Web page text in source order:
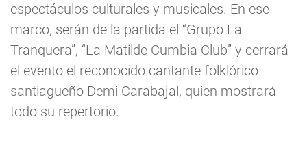
espectáculos culturales y musicales. En ese
marco, serán de la partida el “Grupo La
Tranquera”, “La Matilde Cumbia Club” y cerrará
el evento el reconocido cantante folklórico
santiagueño Demi Carabajal, quien mostrará
todo su repertorio.